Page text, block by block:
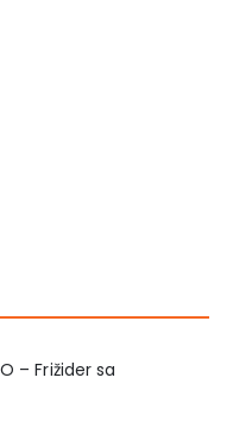
– Frižider sa